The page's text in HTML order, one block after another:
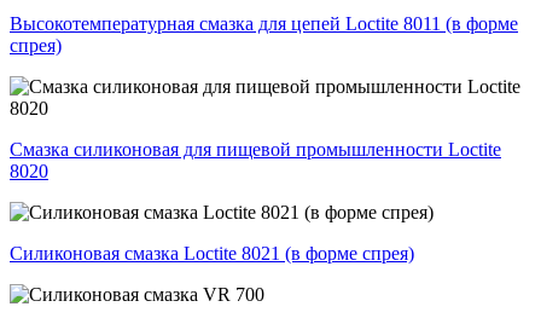
Высокотемпературная смазка для цепей Loctite 8011 (в форме
спрея)
Смазка силиконовая для пищевой промышленности Loctite
8020
Силиконовая смазка Loctite 8021 (в форме спрея)